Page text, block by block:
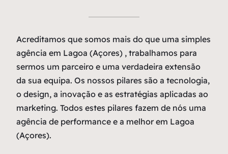
Acreditamos que somos mais do que uma simples
agência em Lagoa (Açores) , trabalhamos para
sermos um parceiro e uma verdadeira extensão
da sua equipa. Os nossos pilares são a tecnologia,
o design, a inovação e as estratégias aplicadas ao
marketing. Todos estes pilares fazem de nós uma
agência de performance e a melhor em Lagoa
(Açores).